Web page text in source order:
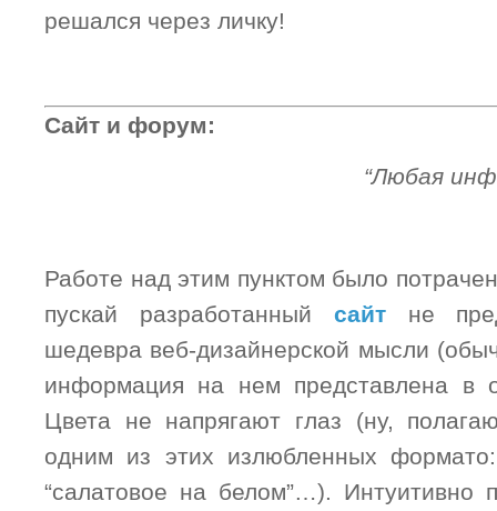
решался через личку!
Сайт и форум:
“Любая
Работе над этим пунктом было
пускай разработанный сайтне
шедевра веб-дизайнерской мысли
информация на нем представлена в
Цвета не напрягают глаз (ну,
одним из этих излюбленных
“салатовое на белом”…). Интуитивно